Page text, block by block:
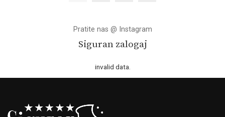
Pratite nas @ Instagram
Siguran zalogaj
invalid data.